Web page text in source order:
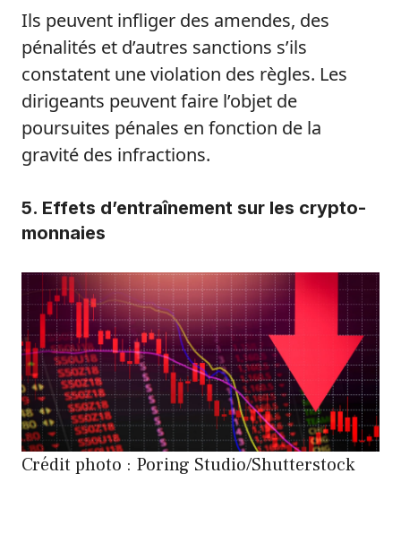
Ils peuvent infliger des amendes, des
pénalités et d’autres sanctions s’ils
constatent une violation des règles. Les
dirigeants peuvent faire l’objet de
poursuites pénales en fonction de la
gravité des infractions.
5. Effets d’entraînement sur les crypto-
monnaies
Crédit photo : Poring Studio/Shutterstock